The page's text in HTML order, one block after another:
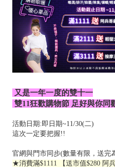
又是一年一度的雙十一
雙11狂歡購物節 足好與你同
活動日期:即日期~11/30(二)
這次一定要把握!!
官網與門市同步(數量有限，送完
★消費滿$1111 【送市值$280 阿